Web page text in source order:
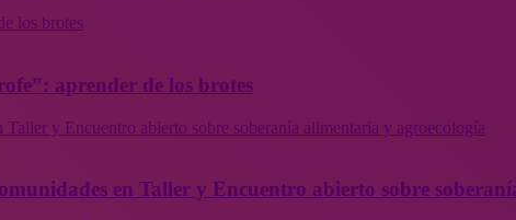
los brotes
aprender de los brotes
y Encuentro abierto sobre soberanía alimentaria y agroecología
en Taller y Encuentro abierto sobre